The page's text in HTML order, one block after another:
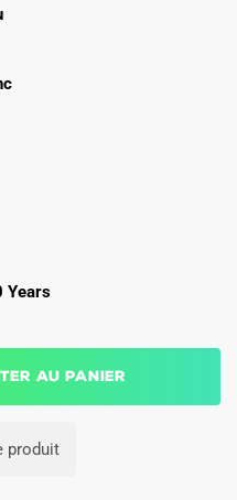
Years
au panier
produit